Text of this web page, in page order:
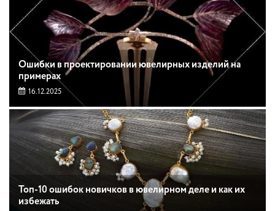
Ошибки в проектировании ювелирных изделий на
примерах
16.12.2025
Топ-10 ошибок новичков в ювелирном деле и как их
избежать